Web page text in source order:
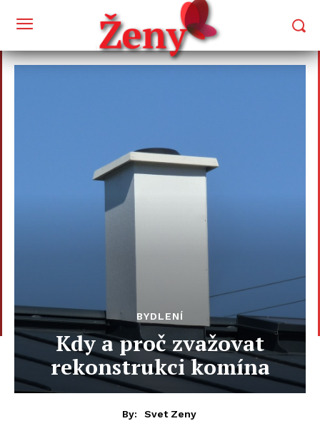
BYDLENÍ
Kdy a proč zvažovat
rekonstrukci komína
By:
Svet Zeny